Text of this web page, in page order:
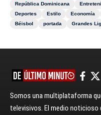
República Dominicana
Deportes
Estilo Economía
Béisbol
portada Grandes
Somos una multiplataforma
televisivos. El medio noticioso